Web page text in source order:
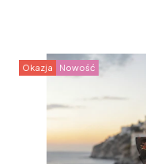
Okazja Nowość